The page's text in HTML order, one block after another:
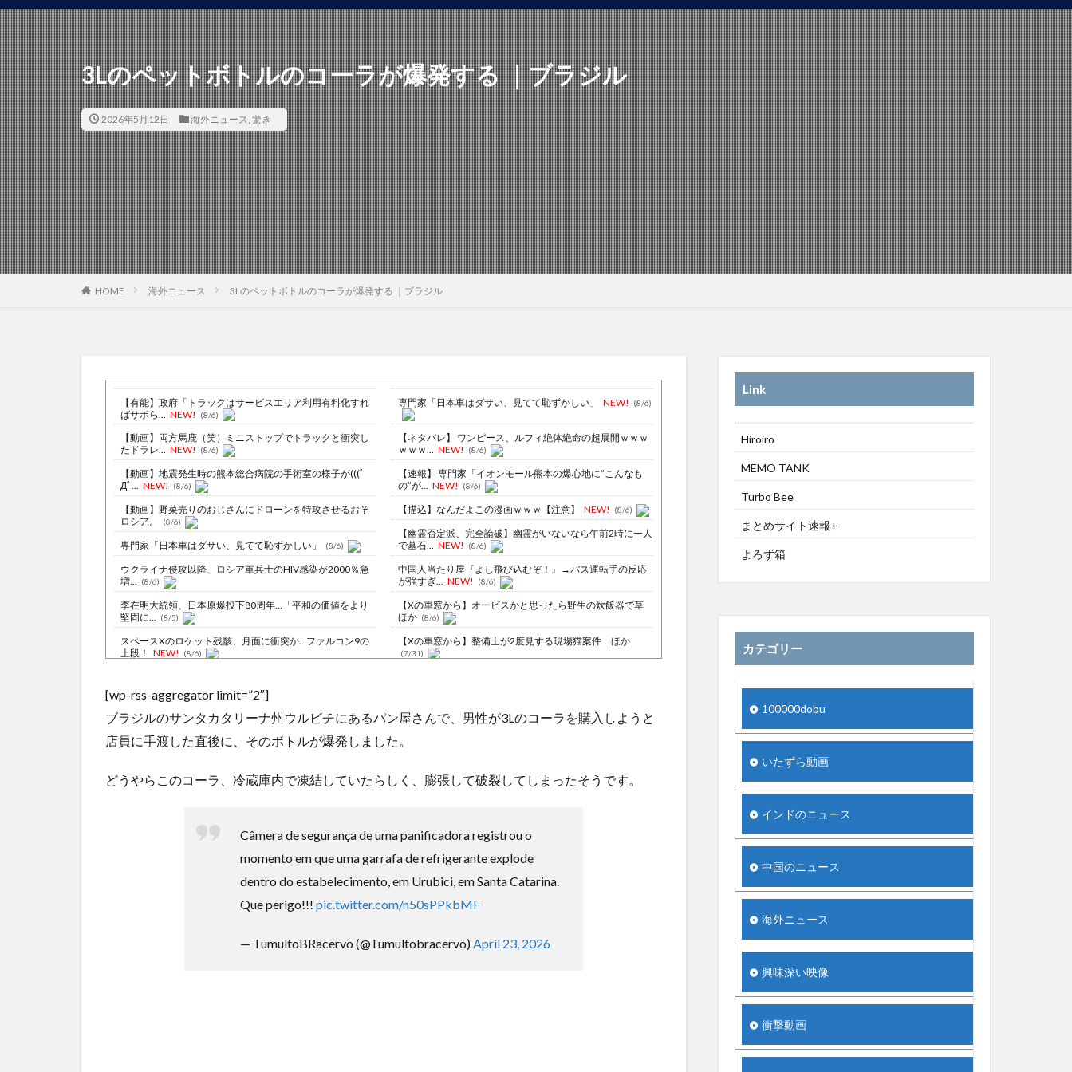
3Lのペットボトルのコーラが爆発する ｜ブラジル
2026年5月12日 海外ニュース, 驚き
HOME 海外ニュース 3Lのペットボトルのコーラが爆発する ｜ブラジル
【有能】政府「トラックはサービスエリア利用有料化すれ
ばサボら...
NEW! (8/6)
【動画】両方馬鹿（笑）ミニストップでトラックと衝突し
たドラレ... NEW! (8/6)
【動画】地震発生時の熊本総合病院の手術室の様子が(((ﾟ
Дﾟ... NEW! (8/6)
【動画】野菜売りのおじさんにドローンを特攻させるおそ
ロシア。
(8/6)
専門家「日本車はダサい、見てて恥ずかしい」 (8/6)
ウクライナ侵攻以降、ロシア軍兵士のHIV感染が2000％急
増... (8/6)
李在明大統領、日本原爆投下80周年…「平和の価値をより
堅固に... (8/5)
スペースXのロケット残骸、月面に衝突か…ファルコン9の
上段！
NEW! (8/6)
(8/6)
積水ハウス「地面師に55億円騙し取られた…」ワイ「はえ
ーかわ... NEW! (8/6)
5chの北斗の拳強さランキング、完成度が高いと話題にｗｗ
金正恩「経済制裁、正直キツいです・・・本当は核を使う
顔20点、体80点と評価されていた女子学生が男子学生らの
【中国】パトカーの前で好演技www当たり屋やお煽り運転
専門家「日本車はダサい、見てて恥ずかしい」 NEW! (8/6)
【ネタバレ】 ワンピース、ルフィ絶体絶命の超展開ｗｗｗ
ｗｗｗ... NEW! (8/6)
【速報】 専門家「イオンモール熊本の爆心地に”こんなも
の”が... NEW! (8/6)
【描込】なんだよこの漫画ｗｗｗ【注意】 NEW! (8/6)
【幽霊否定派、完全論破】幽霊がいないなら午前2時に一人
で墓石... NEW! (8/6)
中国人当たり屋『よし飛び込むぞ！』→バス運転手の反応
が強すぎ... NEW! (8/6)
【Xの車窓から】オービスかと思ったら野生の炊飯器で草
ほか (8/6)
【Xの車窓から】整備士が2度見する現場猫案件 ほか
(7/31)
海外「この少年にとって忘れられない経験になったな」危
険な手術... (5/20)
うちのネコが目の前にいた。私が上に物を投げるフリをす
韓国人「野球の天才大谷翔平がML2度目のサヨナラ爆発！4
【愕然】白のクラウン俺氏、高速道路左車線を制限速度で
走った結... (5/20)
【中国】パトカーの前で好演技www当たり屋やお煽り運転
【怒報】撮影車を叩く当て逃げ老害を追跡！警察も出動す
[wp-rss-aggregator limit=”2″]
ブラジルのサンタカタリーナ州ウルビチにあるパン屋さんで、男性が3Lのコーラを購入しようと
店員に手渡した直後に、そのボトルが爆発しました。
どうやらこのコーラ、冷蔵庫内で凍結していたらしく、膨張して破裂してしまったそうです。
Câmera de segurança de uma panificadora registrou o
momento em que uma garrafa de refrigerante explode
dentro do estabelecimento, em Urubici, em Santa Catarina.
Que perigo!!! pic.twitter.com/n50sPPkbMF
— TumultoBRacervo (@Tumultobracervo) April 23, 2026
Link
Hiroiro
MEMO TANK
Turbo Bee
まとめサイト速報+
よろず箱
カテゴリー
100000dobu
いたずら動画
インドのニュース
中国のニュース
海外ニュース
興味深い映像
衝撃動画